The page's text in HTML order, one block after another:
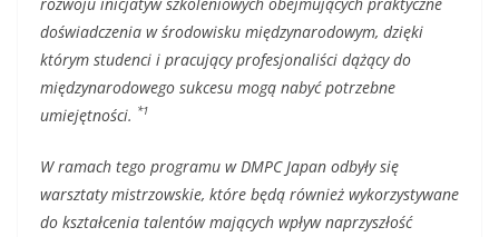
doświadczenia w środowisku międzynarodowym, dzięki
którym studenci i pracujący profesjonaliści dążący do
międzynarodowego sukcesu mogą nabyć potrzebne
umiejętności. *1
W ramach tego programu w DMPC Japan odbyły się
warsztaty mistrzowskie, które będą również wykorzystywane
do kształcenia talentów mających wpływ naprzyszłość